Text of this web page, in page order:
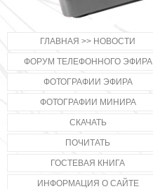
ГЛАВНАЯ >> НОВОСТИ
ФОРУМ ТЕЛЕФОННОГО ЭФИРА
ФОТОГРАФИИ ЭФИРА
ФОТОГРАФИИ МИНИРА
СКАЧАТЬ
ПОЧИТАТЬ
ГОСТЕВАЯ КНИГА
ИНФОРМАЦИЯ О САЙТЕ